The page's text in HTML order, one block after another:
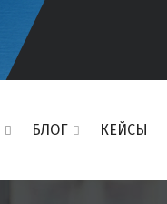
БЛОГ КЕЙСЫ